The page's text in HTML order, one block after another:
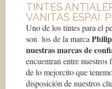
TINTES
VANITAS ESPAI:
Uno de los tintes para el
son los de la marca
nuestras marcas de
encuentran entre
de lo mejorcito que
disposición de nuestros